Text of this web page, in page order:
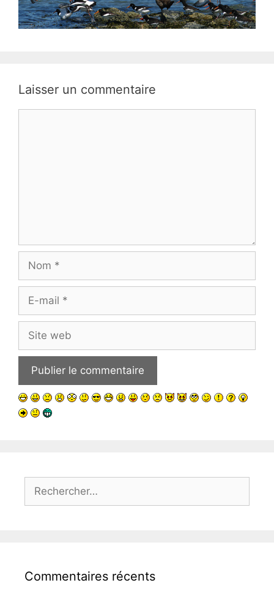
Laisser un commentaire
Nom
Site
web
Rechercher :
Commentaires récents